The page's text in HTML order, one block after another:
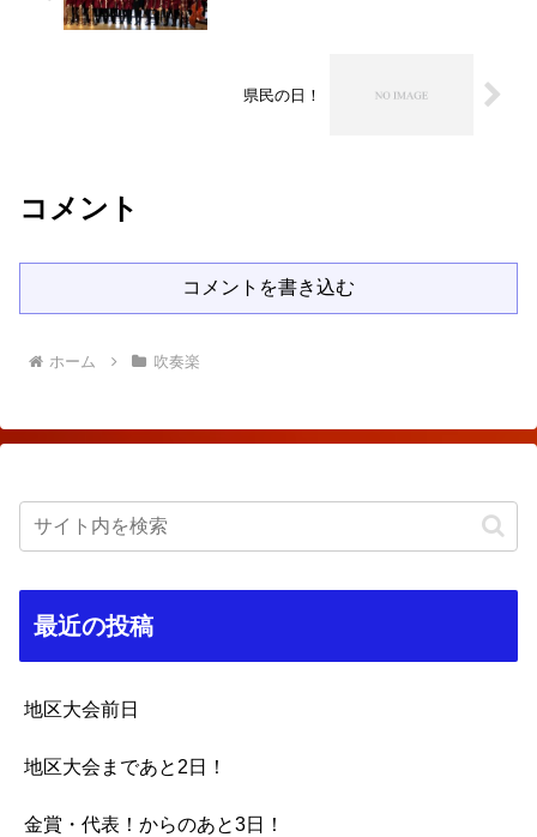
県民の日！
コメント
コメントを書き込む
ホーム 吹奏楽
最近の投稿
地区大会前日
地区大会まであと2日！
金賞・代表！からのあと3日！